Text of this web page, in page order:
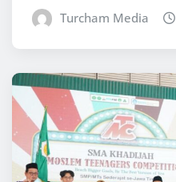
Turcham Media